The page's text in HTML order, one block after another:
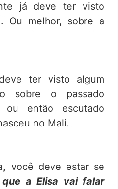
já deve ter visto
Ou melhor, sobre a
ter visto algum
sobre o passado
então escutado
no Mali.
, você deve estar se
a Elisa vai falar